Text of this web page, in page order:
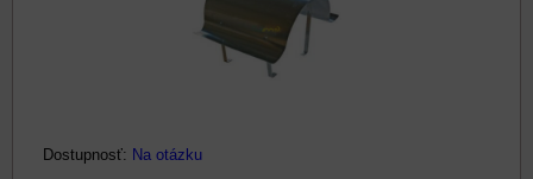
Dostupnosť: Na otázku